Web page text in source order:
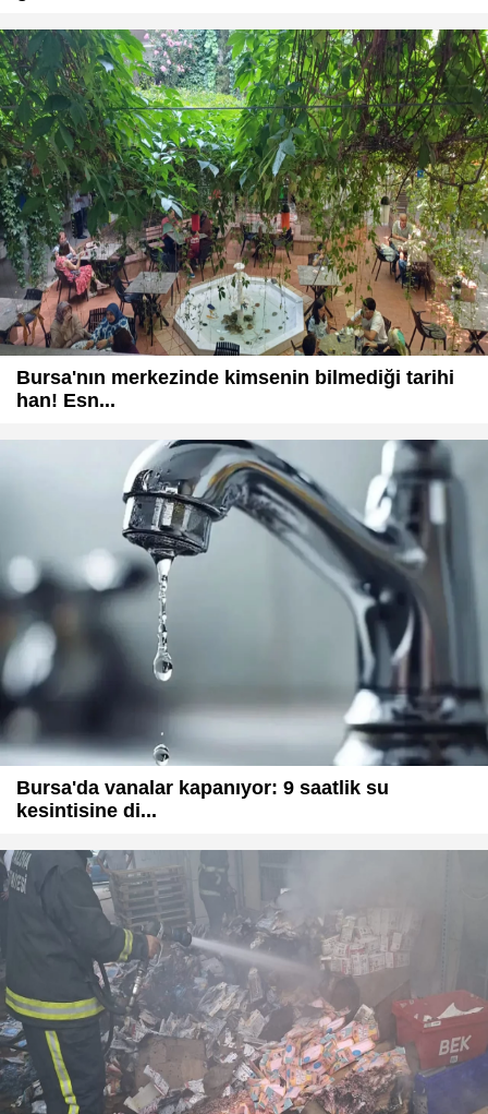
Bursa'nın merkezinde kimsenin bilmediği tarihi
han! Esn...
Bursa'da vanalar kapanıyor: 9 saatlik su
kesintisine di...